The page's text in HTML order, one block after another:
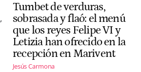
Tumbet de verduras,
sobrasada y flaó: el menú
que los reyes Felipe VI y
Letizia han ofrecido en la
recepción en Marivent
Jesús Carmona